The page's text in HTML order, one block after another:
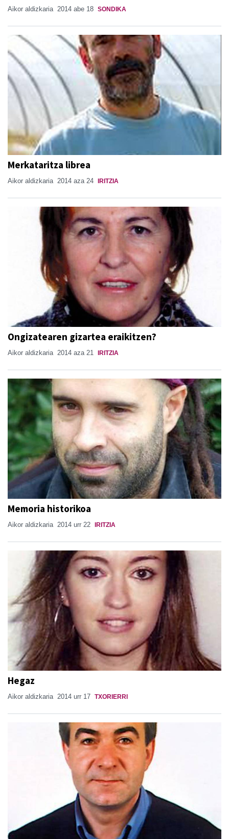
Aikor aldizkaria 2014 abe 18 SONDIKA
Merkataritza librea
Aikor aldizkaria 2014 aza 24 IRITZIA
Ongizatearen gizartea eraikitzen?
Aikor aldizkaria 2014 aza 21 IRITZIA
Memoria historikoa
Aikor aldizkaria 2014 urr 22 IRITZIA
Hegaz
Aikor aldizkaria 2014 urr 17 TXORIERRI